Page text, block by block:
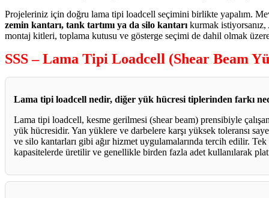
Projeleriniz için doğru lama tipi loadcell seçimini birlikte yapalım.
zemin kantarı, tank tartımı ya da silo kantarı kurmak istiyorsanız,
montaj kitleri, toplama kutusu ve gösterge seçimi de dahil olmak
SSS – Lama Tipi Loadcell (Shear Beam
Lama tipi loadcell nedir, diğer yük hücresi tiplerinden farkı
Lama tipi loadcell, kesme gerilmesi (shear beam) prensibiyle
yük hücresidir. Yan yüklere ve darbelere karşı yüksek toleransı
ve silo kantarları gibi ağır hizmet uygulamalarında tercih edilir.
kapasitelerde üretilir ve genellikle birden fazla adet kullanılarak